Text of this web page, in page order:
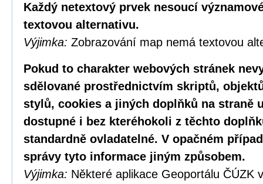
Každý netextový prvek nesoucí
textovou alternativu.
Výjimka: Zobrazování map nemá textovou
Pokud to charakter webových stránek
sdělované prostřednictvím skriptů,
stylů, cookies a jiných doplňků na straně
dostupné i bez kteréhokoli z těchto
standardně ovladatelné. V opačném
správy tyto informace jiným způsobem.
Výjimka: Některé aplikace Geoportálu ČÚZK